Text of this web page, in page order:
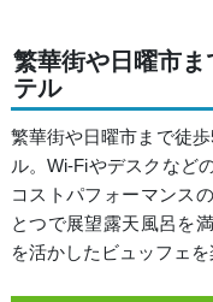
繁華街や日曜市
テル
繁華街や日曜市まで徒
ル。Wi-Fiやデスクなど
コストパフォーマンス
とつで展望露天風呂を
を活かしたビュッフェを